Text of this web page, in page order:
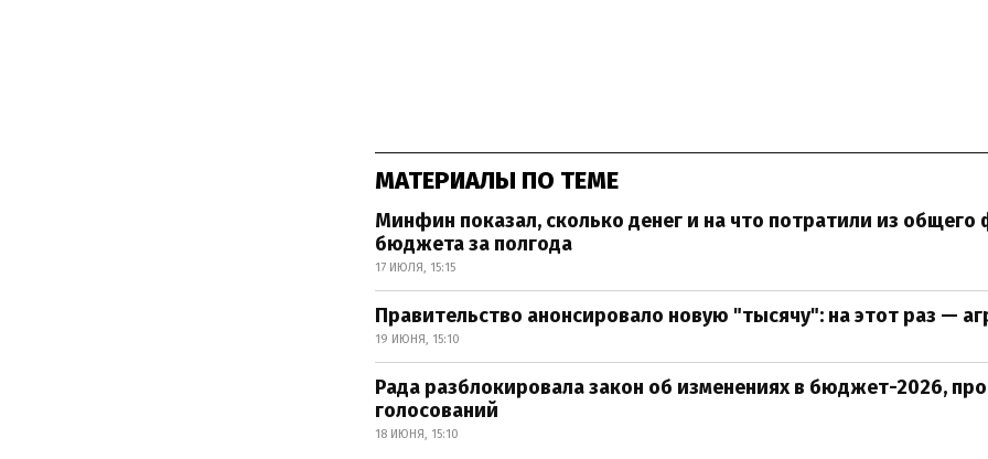
МАТЕРИАЛЫ ПО ТЕМЕ
Минфин показал, сколько денег и на что потратили из общего
бюджета за полгода
17 ИЮЛЯ, 15:15
Правительство анонсировало новую "тысячу": на этот раз —
19 ИЮНЯ, 15:10
Рада разблокировала закон об изменениях в бюджет-2026,
голосований
18 ИЮНЯ, 15:10